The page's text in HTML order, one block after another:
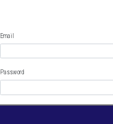
Email
Password